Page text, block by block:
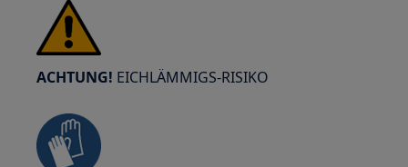
ACHTUNG! EICHLÄMMIGS-RISIKO